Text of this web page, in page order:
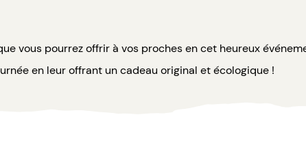
vous pourrez offrir à vos proches en cet heureux
en leur offrant un cadeau original et écologique !